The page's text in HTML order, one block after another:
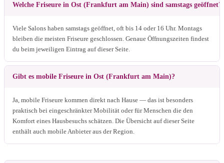
Welche Friseure in Ost (Frankfurt am Main) sind samstags geöffnet?
Viele Salons haben samstags geöffnet, oft bis 14 oder 16 Uhr. Montags
bleiben die meisten Friseure geschlossen. Genaue Öffnungszeiten findest
du beim jeweiligen Eintrag auf dieser Seite.
Gibt es mobile Friseure in Ost (Frankfurt am Main)?
Ja, mobile Friseure kommen direkt nach Hause — das ist besonders
praktisch bei eingeschränkter Mobilität oder für Menschen die den
Komfort eines Hausbesuchs schätzen. Die Übersicht auf dieser Seite
enthält auch mobile Anbieter aus der Region.